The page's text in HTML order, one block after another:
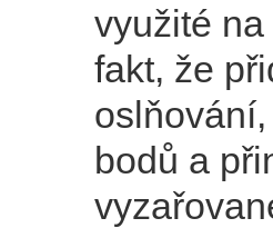
využité
fakt, že
bodů a